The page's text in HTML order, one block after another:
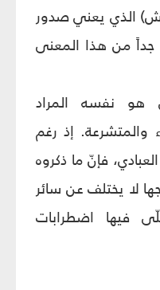
الذي يعني صدور
جداً من هذا المعنى
هو نفسه المراد
والمتشرعة. إذ رغم
فإنّ ما ذكروه
لا يختلف عن سائر
فيها اضطرابات